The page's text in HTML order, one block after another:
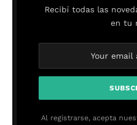
Recibí todas las
en tu
Al registrarse, acepta